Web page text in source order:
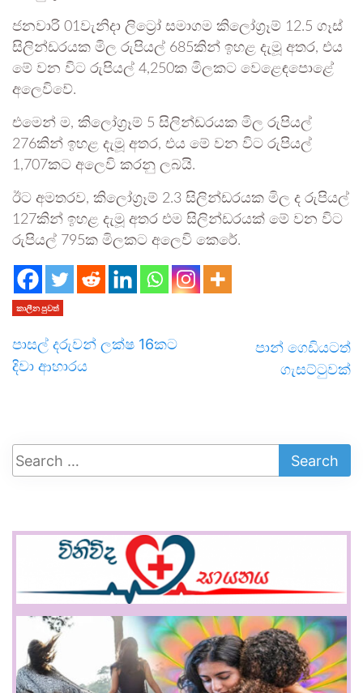
ජනවාරි 01වැනිදා ලිට්‍රෝ සමාගම කිලෝග්‍රෑම් 12.5 ගෑස්
සිලින්ඩරයක මිල රුපියල් 685කින් ඉහළ දැමූ අතර, එය
මේ වන විට රුපියල් 4,250ක මිලකට වෙළෙඳපොළේ
අලෙවිවේ.
එමෙන් ම, කිලෝග්‍රෑම් 5 සිලින්ඩරයක මිල රුපියල්
276කින් ඉහළ දැමූ අතර, එය මේ වන විට රුපියල්
1,707කට අලෙවි කරනු ලබයි.
ඊට අමතරව, කිලෝග්‍රෑම් 2.3 සිලින්ඩරයක මිල ද රුපියල්
127කින් ඉහළ දැමූ අතර එම සිලින්ඩරයක් මේ වන විට
රුපියල් 795ක මිලකට අලෙවි කෙරේ.
කාලීන පුවත්
පාසල් දරුවන් ලක්ෂ 16කට
දිවා ආහාරය
පාන් ගෙඩියටත්
ගැසට්ටුවක්